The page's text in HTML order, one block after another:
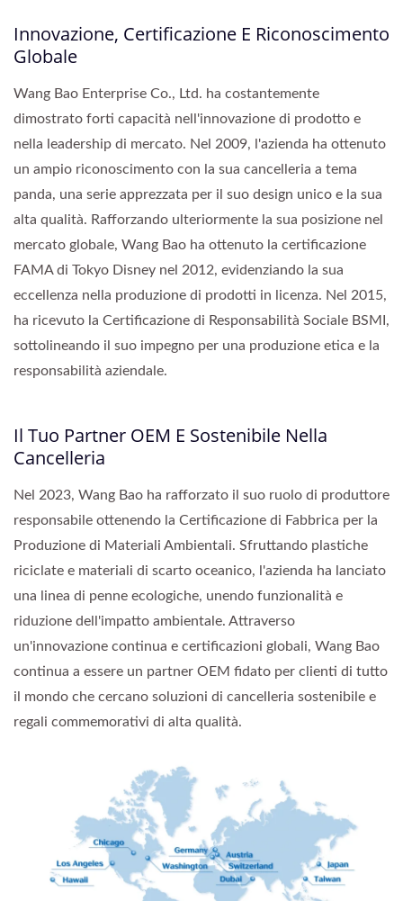
Innovazione, Certificazione E Riconoscimento
Globale
Wang Bao Enterprise Co., Ltd. ha costantemente
dimostrato forti capacità nell'innovazione di prodotto e
nella leadership di mercato. Nel 2009, l'azienda ha ottenuto
un ampio riconoscimento con la sua cancelleria a tema
panda, una serie apprezzata per il suo design unico e la sua
alta qualità. Rafforzando ulteriormente la sua posizione nel
mercato globale, Wang Bao ha ottenuto la certificazione
FAMA di Tokyo Disney nel 2012, evidenziando la sua
eccellenza nella produzione di prodotti in licenza. Nel 2015,
ha ricevuto la Certificazione di Responsabilità Sociale BSMI,
sottolineando il suo impegno per una produzione etica e la
responsabilità aziendale.
Il Tuo Partner OEM E Sostenibile Nella
Cancelleria
Nel 2023, Wang Bao ha rafforzato il suo ruolo di produttore
responsabile ottenendo la Certificazione di Fabbrica per la
Produzione di Materiali Ambientali. Sfruttando plastiche
riciclate e materiali di scarto oceanico, l'azienda ha lanciato
una linea di penne ecologiche, unendo funzionalità e
riduzione dell'impatto ambientale. Attraverso
un'innovazione continua e certificazioni globali, Wang Bao
continua a essere un partner OEM fidato per clienti di tutto
il mondo che cercano soluzioni di cancelleria sostenibile e
regali commemorativi di alta qualità.